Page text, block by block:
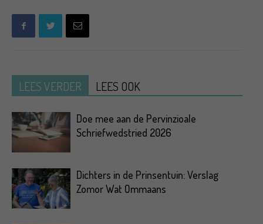
LEES VERDER LEES OOK
Doe mee aan de Pervinzioale
Schriefwedstried 2026
Dichters in de Prinsentuin: Verslag
Zomor Wat Ommaans